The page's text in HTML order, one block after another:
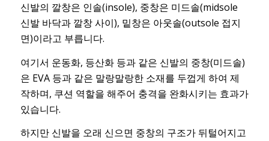
신발의 깔창은 인솔(insole), 중창은 미드솔(midsole
신발 바닥과 깔창 사이), 밑창은 아웃솔(outsole 접지
면)이라고 부릅니다.
여기서 운동화, 등산화 등과 같은 신발의 중창(미드솔)
은 EVA 등과 같은 말랑말랑한 소재를 두껍게 하여 제
작하며, 쿠션 역할을 해주어 충격을 완화시키는 효과가
있습니다.
하지만 신발을 오래 신으면 중창의 구조가 뒤털어지고